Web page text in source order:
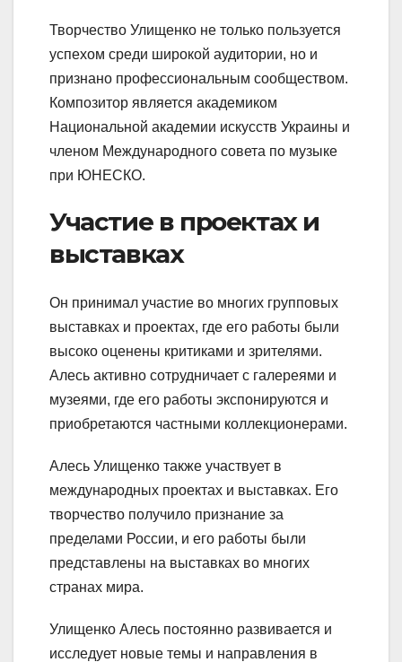
Творчество Улищенко не только пользуется
успехом среди широкой аудитории, но и
признано профессиональным сообществом.
Композитор является академиком
Национальной академии искусств Украины и
членом Международного совета по музыке
при ЮНЕСКО.
Участие в проектах и
выставках
Он принимал участие во многих групповых
выставках и проектах, где его работы были
высоко оценены критиками и зрителями.
Алесь активно сотрудничает с галереями и
музеями, где его работы экспонируются и
приобретаются частными коллекционерами.
Алесь Улищенко также участвует в
международных проектах и выставках. Его
творчество получило признание за
пределами России, и его работы были
представлены на выставках во многих
странах мира.
Улищенко Алесь постоянно развивается и
исследует новые темы и направления в